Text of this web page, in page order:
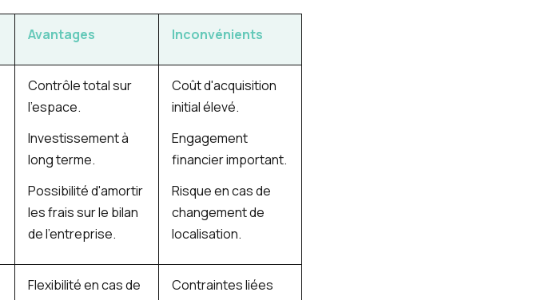
Avantages Inconvénients
Contrôle total sur
l'espace.
Investissement à
long terme.
Possibilité d'amortir
les frais sur le bilan
de l'entreprise.
Coût d'acquisition
initial élevé.
Engagement
financier important.
Risque en cas de
changement de
localisation.
Flexibilité en cas de
Contraintes liées